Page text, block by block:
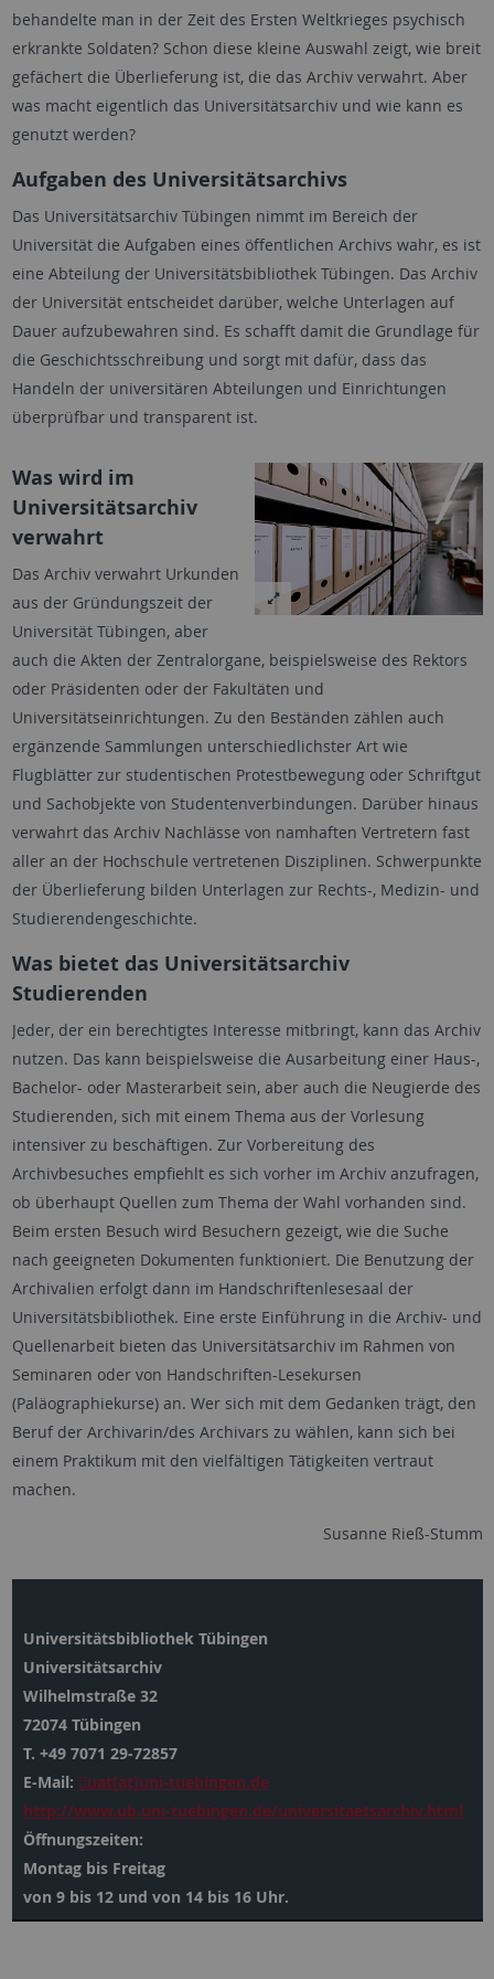
behandelte man in der Zeit des Ersten Weltkrieges psychisch
erkrankte Soldaten? Schon diese kleine Auswahl zeigt, wie breit
gefächert die Überlieferung ist, die das Archiv verwahrt. Aber
was macht eigentlich das Universitätsarchiv und wie kann es
genutzt werden?
Aufgaben des Universitätsarchivs
Das Universitätsarchiv Tübingen nimmt im Bereich der
Universität die Aufgaben eines öffentlichen Archivs wahr, es ist
eine Abteilung der Universitätsbibliothek Tübingen. Das Archiv
der Universität entscheidet darüber, welche Unterlagen auf
Dauer aufzubewahren sind. Es schafft damit die Grundlage für
die Geschichtsschreibung und sorgt mit dafür, dass das
Handeln der universitären Abteilungen und Einrichtungen
überprüfbar und transparent ist.
Was wird im
Universitätsarchiv
verwahrt
Das Archiv verwahrt Urkunden
aus der Gründungszeit der
Universität Tübingen, aber
auch die Akten der Zentralorgane, beispielsweise des Rektors
oder Präsidenten oder der Fakultäten und
Universitätseinrichtungen. Zu den Beständen zählen auch
ergänzende Sammlungen unterschiedlichster Art wie
Flugblätter zur studentischen Protestbewegung oder Schriftgut
und Sachobjekte von Studentenverbindungen. Darüber hinaus
verwahrt das Archiv Nachlässe von namhaften Vertretern fast
aller an der Hochschule vertretenen Disziplinen. Schwerpunkte
der Überlieferung bilden Unterlagen zur Rechts-, Medizin- und
Studierendengeschichte.
Was bietet das Universitätsarchiv
Studierenden
Jeder, der ein berechtigtes Interesse mitbringt, kann das Archiv
nutzen. Das kann beispielsweise die Ausarbeitung einer Haus-,
Bachelor- oder Masterarbeit sein, aber auch die Neugierde des
Studierenden, sich mit einem Thema aus der Vorlesung
intensiver zu beschäftigen. Zur Vorbereitung des
Archivbesuches empfiehlt es sich vorher im Archiv anzufragen,
ob überhaupt Quellen zum Thema der Wahl vorhanden sind.
Beim ersten Besuch wird Besuchern gezeigt, wie die Suche
nach geeigneten Dokumenten funktioniert. Die Benutzung der
Archivalien erfolgt dann im Handschriftenlesesaal der
Universitätsbibliothek. Eine erste Einführung in die Archiv- und
Quellenarbeit bieten das Universitätsarchiv im Rahmen von
Seminaren oder von Handschriften-Lesekursen
(Paläographiekurse) an. Wer sich mit dem Gedanken trägt, den
Beruf der Archivarin/des Archivars zu wählen, kann sich bei
einem Praktikum mit den vielfältigen Tätigkeiten vertraut
machen.
Susanne Rieß-Stumm
Universitätsbibliothek Tübingen
Universitätsarchiv
Wilhelmstraße 32
72074 Tübingen
T. +49 7071 29-72857
E-Mail:
uat[at]uni-tuebingen.de
http://www.ub.uni-tuebingen.de/universitaetsarchiv.html
Öffnungszeiten:
Montag bis Freitag
von 9 bis 12 und von 14 bis 16 Uhr.